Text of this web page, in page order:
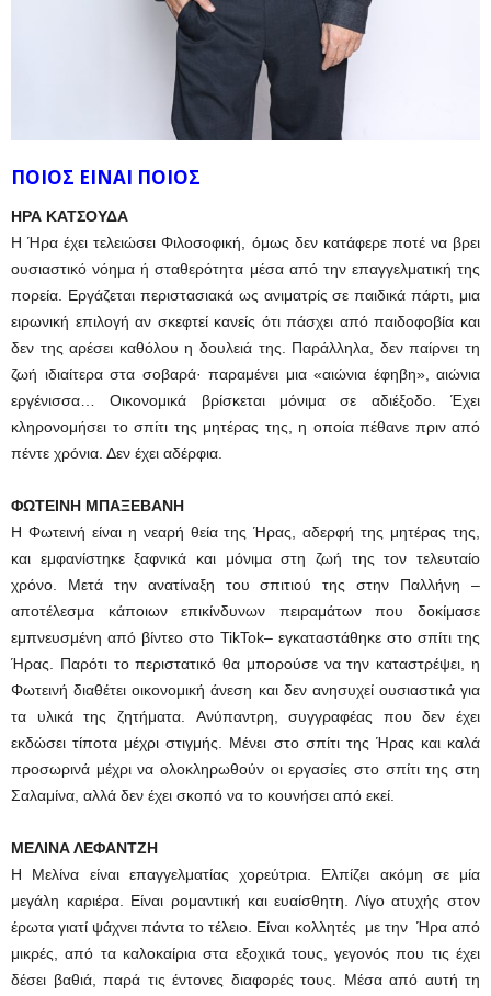
ΠΟΙΟΣ ΕΙΝΑΙ ΠΟΙΟΣ
ΗΡΑ ΚΑΤΣΟΥΔΑ
Η Ήρα έχει τελειώσει Φιλοσοφική, όμως δεν κατάφερε ποτέ να βρει
ουσιαστικό νόημα ή σταθερότητα μέσα από την επαγγελματική της
πορεία. Εργάζεται περιστασιακά ως ανιματρίς σε παιδικά πάρτι, μια
ειρωνική επιλογή αν σκεφτεί κανείς ότι πάσχει από παιδοφοβία και
δεν της αρέσει καθόλου η δουλειά της. Παράλληλα, δεν παίρνει τη
ζωή ιδιαίτερα στα σοβαρά· παραμένει μια «αιώνια έφηβη», αιώνια
εργένισσα… Οικονομικά βρίσκεται μόνιμα σε αδιέξοδο. Έχει
κληρονομήσει το σπίτι της μητέρας της, η οποία πέθανε πριν από
πέντε χρόνια. Δεν έχει αδέρφια.
ΦΩΤΕΙΝΗ ΜΠΑΞΕΒΑΝΗ
Η Φωτεινή είναι η νεαρή θεία της Ήρας, αδερφή της μητέρας της,
και εμφανίστηκε ξαφνικά και μόνιμα στη ζωή της τον τελευταίο
χρόνο. Μετά την ανατίναξη του σπιτιού της στην Παλλήνη –
αποτέλεσμα κάποιων επικίνδυνων πειραμάτων που δοκίμασε
εμπνευσμένη από βίντεο στο TikTok– εγκαταστάθηκε στο σπίτι της
Ήρας. Παρότι το περιστατικό θα μπορούσε να την καταστρέψει, η
Φωτεινή διαθέτει οικονομική άνεση και δεν ανησυχεί ουσιαστικά για
τα υλικά της ζητήματα. Ανύπαντρη, συγγραφέας που δεν έχει
εκδώσει τίποτα μέχρι στιγμής. Μένει στο σπίτι της Ήρας και καλά
προσωρινά μέχρι να ολοκληρωθούν οι εργασίες στο σπίτι της στη
Σαλαμίνα, αλλά δεν έχει σκοπό να το κουνήσει από εκεί.
ΜΕΛΙΝΑ ΛΕΦΑΝΤΖΗ
Η Μελίνα είναι επαγγελματίας χορεύτρια. Ελπίζει ακόμη σε μία
μεγάλη καριέρα. Είναι ρομαντική και ευαίσθητη. Λίγο ατυχής στον
έρωτα γιατί ψάχνει πάντα το τέλειο. Είναι κολλητές με την Ήρα από
μικρές, από τα καλοκαίρια στα εξοχικά τους, γεγονός που τις έχει
δέσει βαθιά, παρά τις έντονες διαφορές τους. Μέσα από αυτή τη